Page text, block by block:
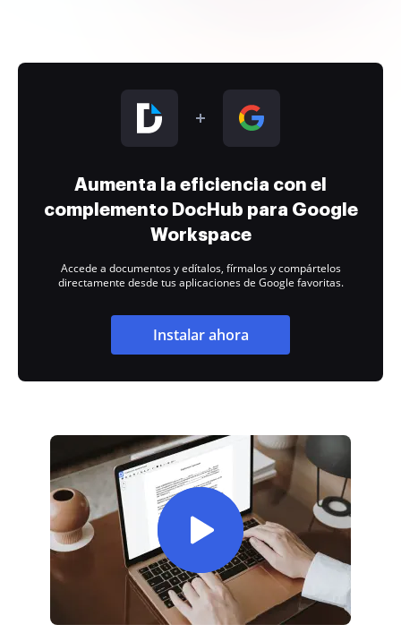
Aumenta la eficiencia con el
complemento DocHub para Google
Workspace
Accede a documentos y edítalos, fírmalos y compártelos
directamente desde tus aplicaciones de Google favoritas.
Instalar ahora